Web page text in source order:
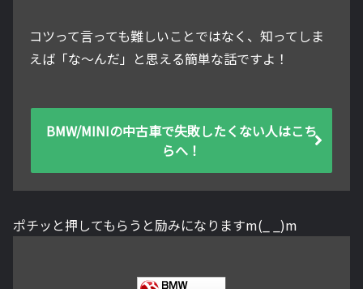
コツって言っても難しいことではなく、知ってしま
えば「な～んだ」と思える簡単な話ですよ！
BMW/MINIの中古車で失敗したくない人はこち
らへ！
ポチッと押してもらうと励みになりますm(_ _)m